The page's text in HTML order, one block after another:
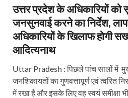
उत्तर प्रदेश के अधिकारियों
जनसुनवाई करने का निर्देश,
अधिकारियों के खिलाफ होगी
आदित्यनाथ
Uttar Pradesh : पिछले पांच सालों में
जनशिकायतों का गुणवत्तापूर्ण एवं त्वरित
में रखा है और इसके लिए वह स्वयं समीक्षा भी